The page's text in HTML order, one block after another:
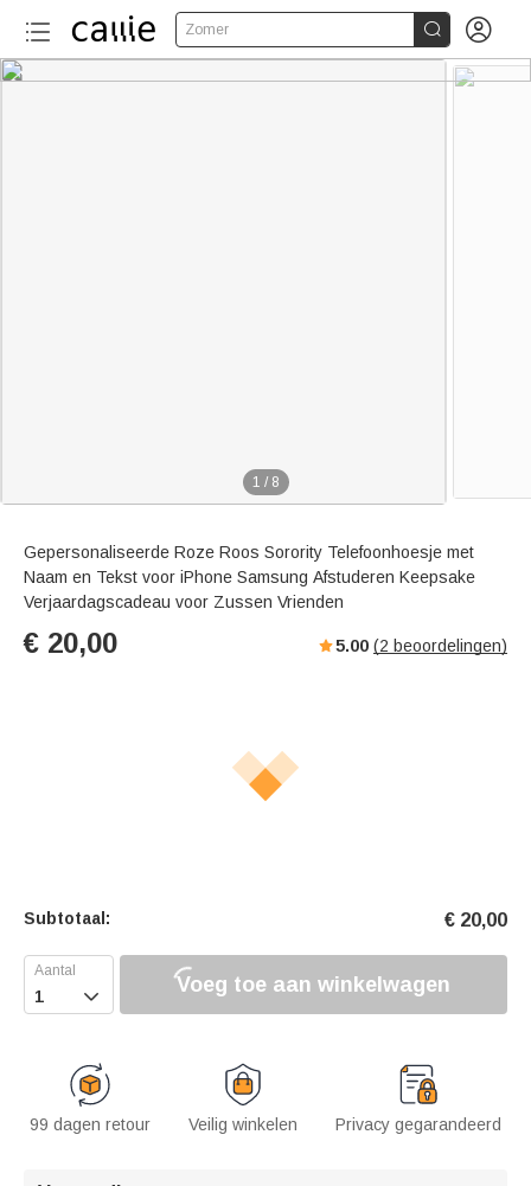
Zomer  
1 / 8
Gepersonaliseerde Roze Roos Sorority Telefoonhoesje met
Naam en Tekst voor iPhone Samsung Afstuderen Keepsake
Verjaardagscadeau voor Zussen Vrienden
€ 20,00 5.00 (2 beoordelingen)
Subtotaal: € 20,00
 Voeg toe aan winkelwagen
99 dagen retour Veilig winkelen Privacy gegarandeerd